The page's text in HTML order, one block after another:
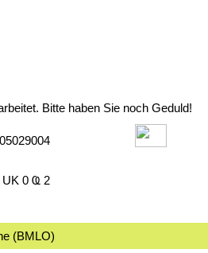
Bitte haben Sie noch Geduld!
UK 0 Ҩ 2
(BMLO)